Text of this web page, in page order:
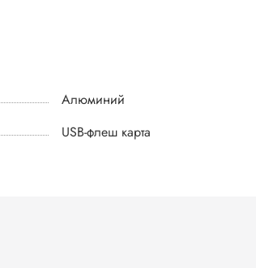
Алюминий
USB-флеш карта